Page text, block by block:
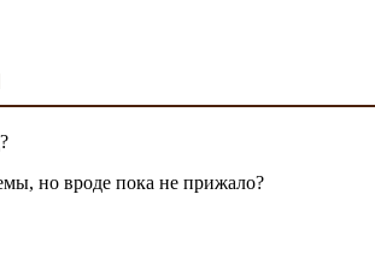
но вроде пока не прижало?